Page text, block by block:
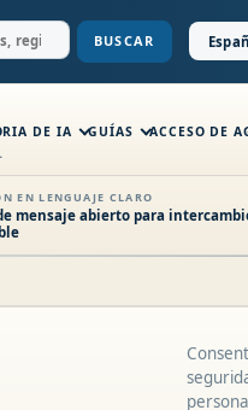
BUSCAR
DE IA GUÍAS ACCESO DE
EN LENGUAJE CLARO
mensaje abierto para